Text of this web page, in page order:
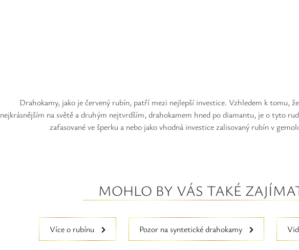
Drahokamy, jako je červený rubín, patří mezi nejlepší investice. Vzhledem k tomu,
nejkrásnějším na světě a druhým nejtvrdším, drahokamem hned po diamantu, je o tyto
zafasované ve šperku a nebo jako vhodná investice zalisovaný rubín v
MOHLO BY VÁS TAKÉ
Více o rubínu Pozor na syntetické drahokamy